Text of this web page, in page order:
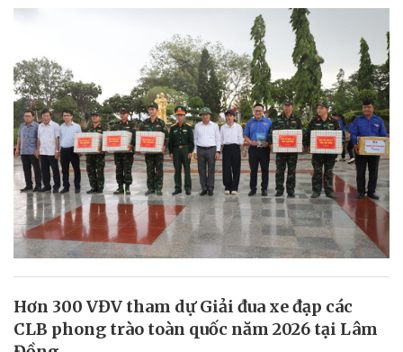
Hơn 300 VĐV tham dự Giải đua xe đạp các
CLB phong trào toàn quốc năm 2026 tại Lâm